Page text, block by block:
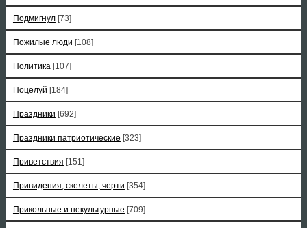
Подмигнул [73]
Пожилые люди [108]
Политика [107]
Поцелуй [184]
Праздники [692]
Праздники патриотические [323]
Приветствия [151]
Привидения, скелеты, черти [354]
Прикольные и некультурные [709]